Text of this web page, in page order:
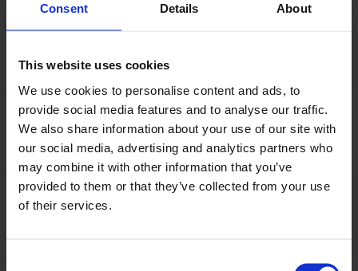
Consent Details About
This website uses cookies
We use cookies to personalise content and ads, to
provide social media features and to analyse our traffic.
We also share information about your use of our site with
our social media, advertising and analytics partners who
may combine it with other information that you’ve
provided to them or that they’ve collected from your use
of their services.
"Super søde"
Rigtig god service! Og super søde mennesker.